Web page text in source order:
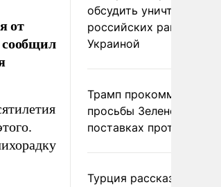
от
сообщил
обсудить уничтожение
российских ракет над
Украиной
Трамп
просьбы Зеленского о
поставках
Турция рассказала о